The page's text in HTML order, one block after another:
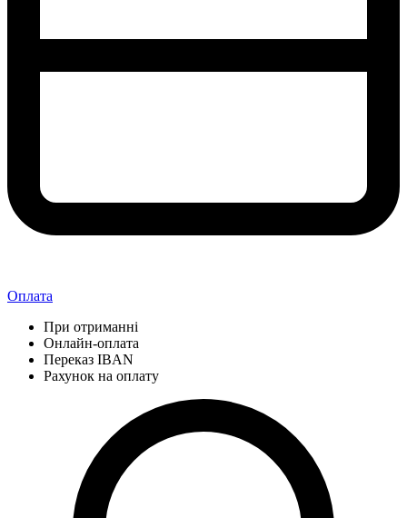
Оплата
При отриманні
Онлайн-оплата
Переказ IBAN
Рахунок на оплату